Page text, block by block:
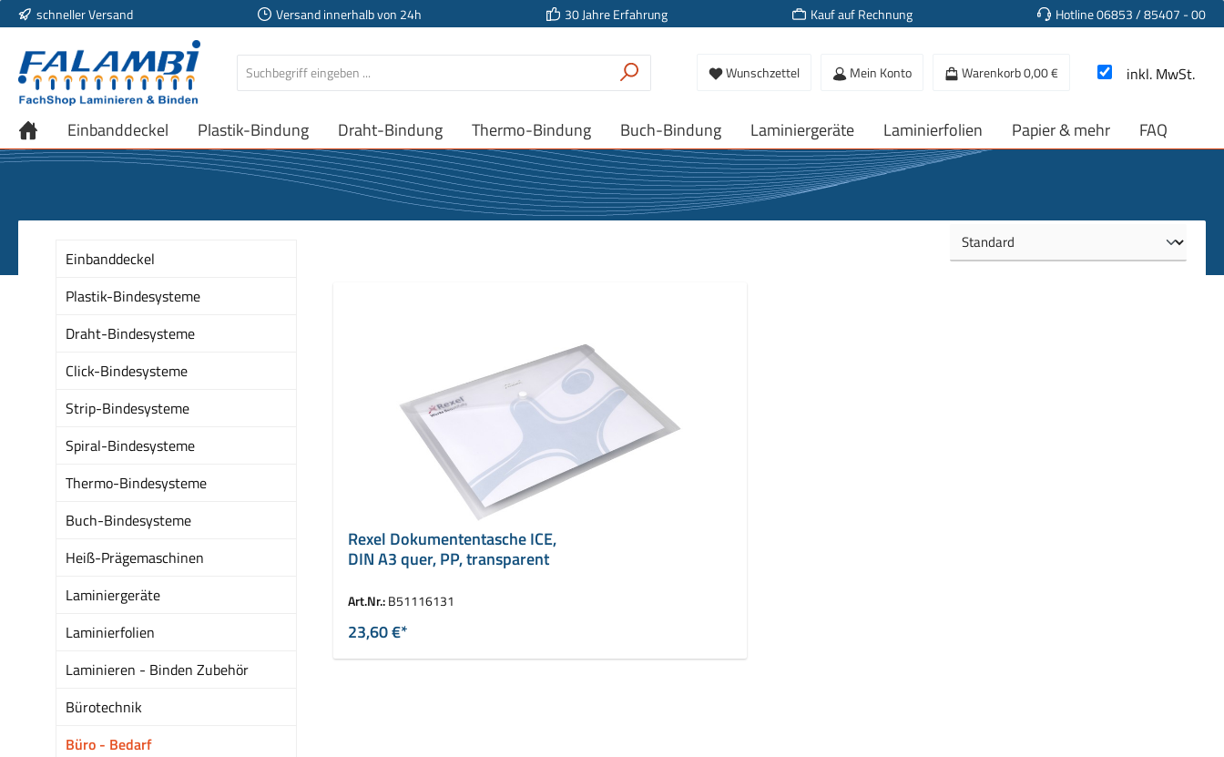
Hauptinhalt springen
Zur Suche springen
Zur Hauptnavigation springen
schneller Versand Versand innerhalb von 24h 30 Jahre Erfahrung Kauf auf Rechnung Hotline 06853 / 85407 - 00
Wunschzettel Mein Konto Warenkorb0,00 € inkl. MwSt.
Einbanddeckel Plastik-Bindung Draht-Bindung Thermo-Bindung Buch-Bindung Laminiergeräte Laminierfolien Papier & mehr FAQ
Einbanddeckel
Plastik-Bindesysteme
Draht-Bindesysteme
Click-Bindesysteme
Strip-Bindesysteme
Spiral-Bindesysteme
Thermo-Bindesysteme
Buch-Bindesysteme
Heiß-Prägemaschinen
Laminiergeräte
Laminierfolien
Laminieren - Binden Zubehör
Bürotechnik
Büro - Bedarf
Rexel Dokumententasche ICE,
DIN A3 quer, PP, transparent
Art.Nr.:B51116131
23,60 €*